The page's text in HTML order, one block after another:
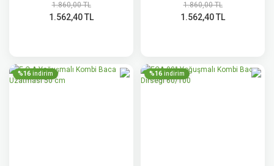
1.860,00 TL
1.562,40 TL
1.860,00 TL
1.562,40 TL
%16 indirim %16 indirim